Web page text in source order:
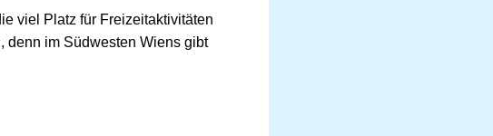
viel Platz für Freizeitaktivitäten
denn im Südwesten Wiens gibt